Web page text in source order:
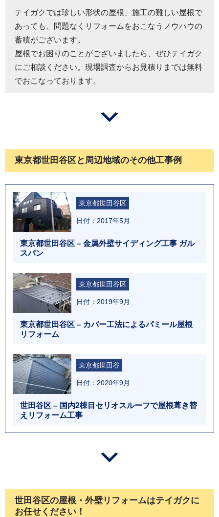
テイガクでは珍しい形状の屋根、施工の難しい屋根で
あっても、問題なくリフォームをおこなうノウハウの
蓄積がございます。
屋根でお困りのことがございましたら、ぜひテイガク
にご相談ください。現場調査からお見積りまでは無料
でおこなっております。
東京都世田谷区と周辺地域のその他工事例
東京都世田谷区
日付：2017年5月
東京都世田谷区 – 金属外壁サイディング工事 ガル
スパン
東京都世田谷区
日付：2019年9月
東京都世田谷区 – カバー工法によるパミール屋根
リフォーム
東京都世田谷
日付：2020年9月
世田谷区 – 国内2棟目セリオスルーフで屋根葺き替
えリフォーム工事
世田谷区の屋根・外壁リフォームはテイガクに
お任せください！